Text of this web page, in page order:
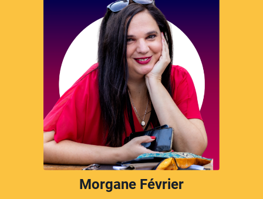
Morgane Février